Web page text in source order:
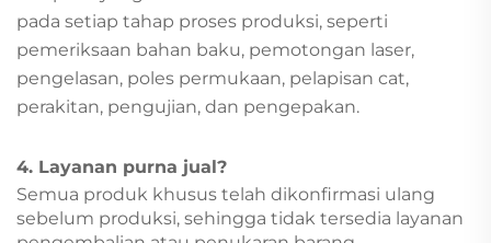
pada setiap tahap proses produksi, seperti
pemeriksaan bahan baku, pemotongan laser,
pengelasan, poles permukaan, pelapisan cat,
perakitan, pengujian, dan pengepakan.
4. Layanan purna jual?
Semua produk khusus telah dikonfirmasi ulang
sebelum produksi, sehingga tidak tersedia layanan